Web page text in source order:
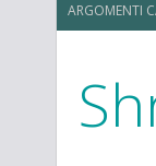
ARGOMENTI
MICHAEL